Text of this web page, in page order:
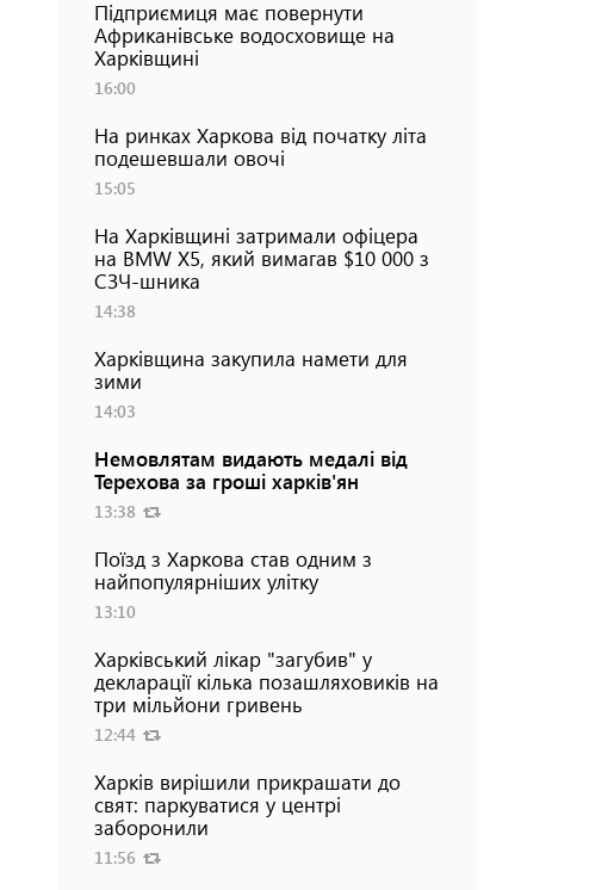
Підприємиця має повернути
Африканівське водосховище на
Харківщині
16:00
На ринках Харкова від початку літа
подешевшали овочі
15:05
На Харківщині затримали офіцера
на BMW Х5, який вимагав $10 000 з
СЗЧ-шника
14:38
Харківщина закупила намети для
зими
14:03
Немовлятам видають медалі від
Терехова за гроші харків'ян
13:38
Поїзд з Харкова став одним з
найпопулярніших улітку
13:10
Харківський лікар "загубив" у
декларації кілька позашляховиків на
три мільйони гривень
12:44
Харків вирішили прикрашати до
свят: паркуватися у центрі
заборонили
11:56